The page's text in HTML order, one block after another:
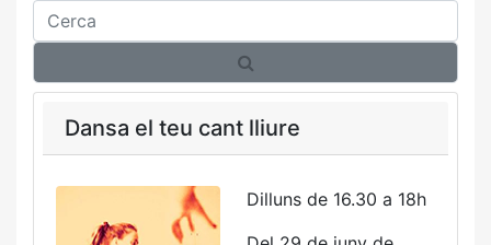
Cerca
Dansa el teu cant lliure
Dilluns de 16.30 a 18h